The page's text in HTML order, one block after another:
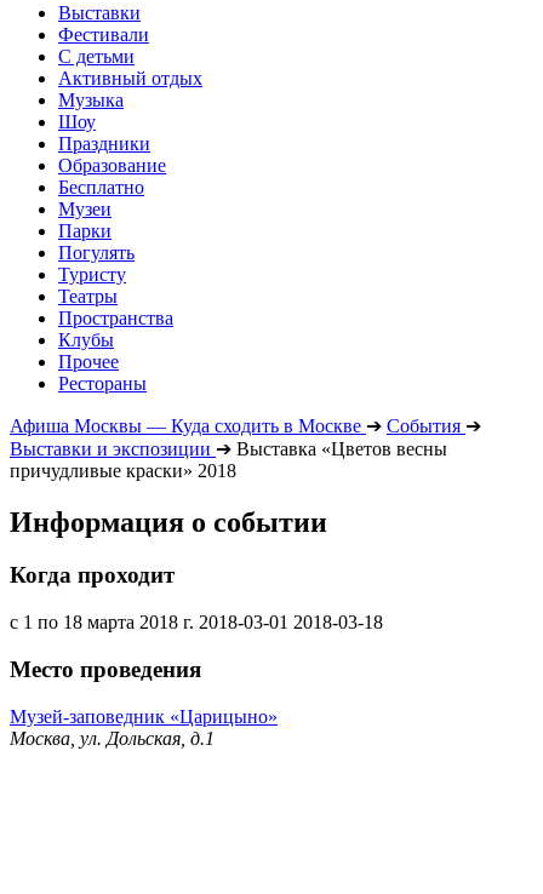
Выставки
Фестивали
С детьми
Активный отдых
Музыка
Шоу
Праздники
Образование
Бесплатно
Музеи
Парки
Погулять
Туристу
Театры
Пространства
Клубы
Прочее
Рестораны
Афиша Москвы — Куда сходить в Москве ➔ События ➔
Выставки и экспозиции ➔ Выставка «Цветов весны
причудливые краски» 2018
Информация о событии
Когда проходит
с 1 по 18 марта 2018 г. 2018-03-01 2018-03-18
Место проведения
Музей-заповедник «Царицыно»
Москва, ул. Дольская, д.1